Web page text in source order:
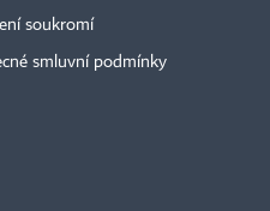
soukromí
smluvní podmínky